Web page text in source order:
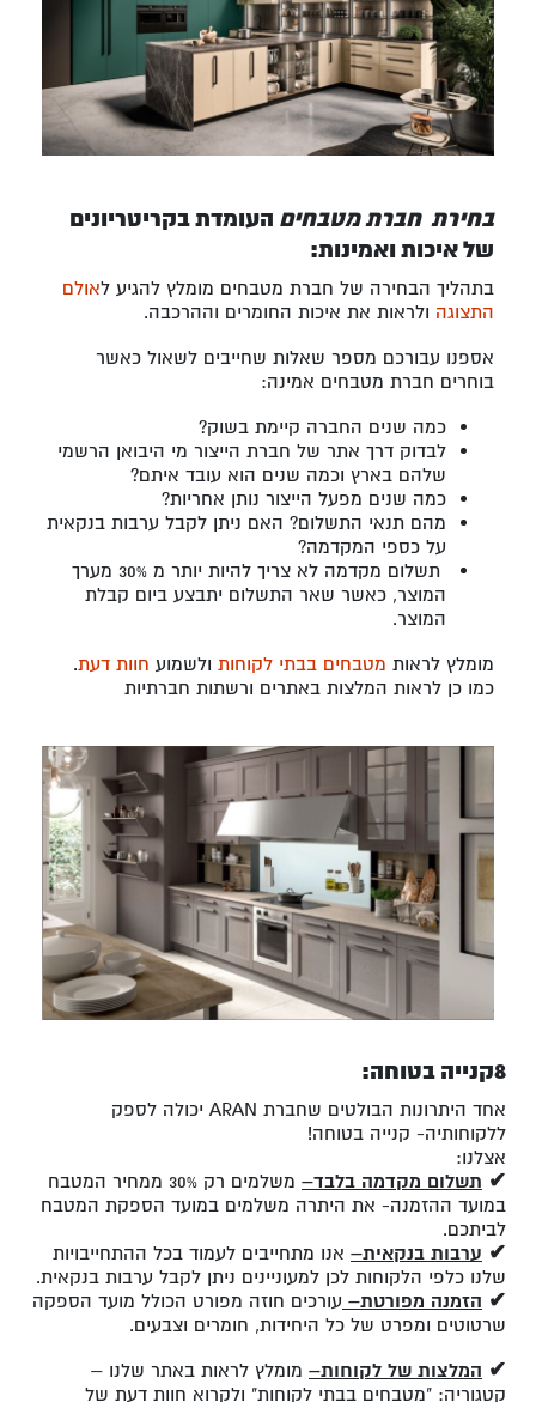
בחירת חברת מטבחים העומדת בקריטריונים
של איכות ואמינות:
בתהליך הבחירה של חברת מטבחים מומלץ להגיע לאולם
התצוגה ולראות את איכות החומרים וההרכבה.
אספנו עבורכם מספר שאלות שחייבים לשאול כאשר
בוחרים חברת מטבחים אמינה:
כמה שנים החברה קיימת בשוק?
לבדוק דרך אתר של חברת הייצור מי היבואן הרשמי
שלהם בארץ וכמה שנים הוא עובד איתם?
כמה שנים מפעל הייצור נותן אחריות?
מהם תנאי התשלום? האם ניתן לקבל ערבות בנקאית
על כספי המקדמה?
תשלום מקדמה לא צריך להיות יותר מ 30% מערך
המוצר, כאשר שאר התשלום יתבצע ביום קבלת
המוצר.
מומלץ לראות מטבחים בבתי לקוחות ולשמוע חוות דעת.
כמו כן לראות המלצות באתרים ורשתות חברתיות
8קנייה בטוחה:
אחד היתרונות הבולטים שחברת ARAN יכולה לספק
ללקוחותיה- קנייה בטוחה!
אצלנו:
✔ תשלום מקדמה בלבד–
משלמים רק 30% ממחיר המטבח
במועד ההזמנה- את היתרה משלמים במועד הספקת המטבח
לביתכם.
✔ ערבות בנקאית– אנו מתחייבים לעמוד בכל ההתחייבויות
שלנו כלפי הלקוחות לכן למעוניינים ניתן לקבל ערבות בנקאית.
✔ הזמנה מפורטת– עורכים חוזה מפורט הכולל מועד הספקה
שרטוטים ומפרט של כל היחידות, חומרים וצבעים.
✔ המלצות של לקוחות– מומלץ לראות באתר שלנו –
קטגוריה: "מטבחים בבתי לקוחות" ולקרוא חוות דעת של